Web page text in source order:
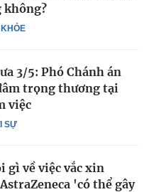
không?
SỰ
3/5: Phó Chánh án
trọng thương tại
việc
gì về việc vắc xin
'có thể gây